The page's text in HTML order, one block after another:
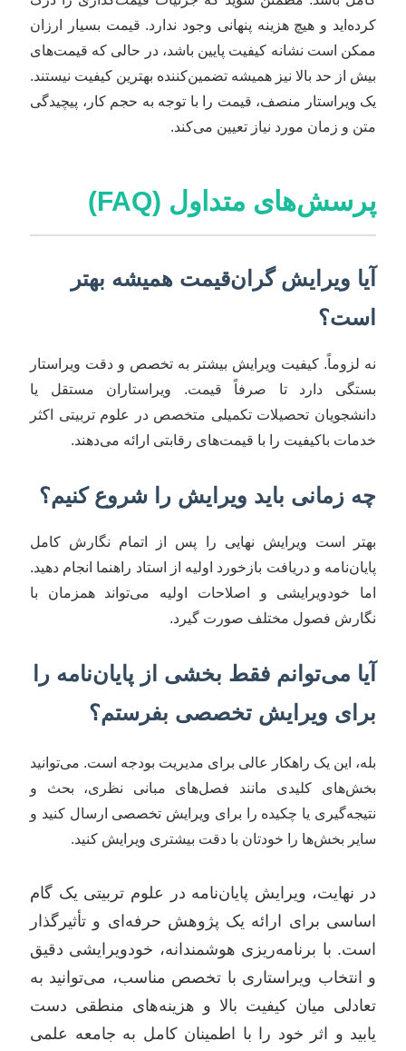
کرده‌اید و هیچ هزینه پنهانی وجود ندارد. قیمت بسیار ارزان
ممکن است نشانه کیفیت پایین باشد، در حالی که قیمت‌های
بیش از حد بالا نیز همیشه تضمین‌کننده بهترین کیفیت نیستند.
یک ویراستار منصف، قیمت را با توجه به حجم کار، پیچیدگی
متن و زمان مورد نیاز تعیین می‌کند.
پرسش‌های متداول (FAQ)
آیا ویرایش گران‌قیمت همیشه بهتر
است؟
نه لزوماً. کیفیت ویرایش بیشتر به تخصص و دقت ویراستار
بستگی دارد تا صرفاً قیمت. ویراستاران مستقل یا
دانشجویان تحصیلات تکمیلی متخصص در علوم تربیتی اکثر
خدمات باکیفیت را با قیمت‌های رقابتی ارائه می‌دهند.
چه زمانی باید ویرایش را شروع کنیم؟
بهتر است ویرایش نهایی را پس از اتمام نگارش کامل
پایان‌نامه و دریافت بازخورد اولیه از استاد راهنما انجام دهید.
اما خودویرایشی و اصلاحات اولیه می‌تواند همزمان با
نگارش فصول مختلف صورت گیرد.
آیا می‌توانم فقط بخشی از پایان‌نامه را
برای ویرایش تخصصی بفرستم؟
بله، این یک راهکار عالی برای مدیریت بودجه است. می‌توانید
بخش‌های کلیدی مانند فصل‌های مبانی نظری، بحث و
نتیجه‌گیری یا چکیده را برای ویرایش تخصصی ارسال کنید و
سایر بخش‌ها را خودتان با دقت بیشتری ویرایش کنید.
در نهایت، ویرایش پایان‌نامه در علوم تربیتی یک گام
اساسی برای ارائه یک پژوهش حرفه‌ای و تأثیرگذار
است. با برنامه‌ریزی هوشمندانه، خودویرایشی دقیق
و انتخاب ویراستاری با تخصص مناسب، می‌توانید به
تعادلی میان کیفیت بالا و هزینه‌های منطقی دست
یابید و اثر خود را با اطمینان کامل به جامعه علمی